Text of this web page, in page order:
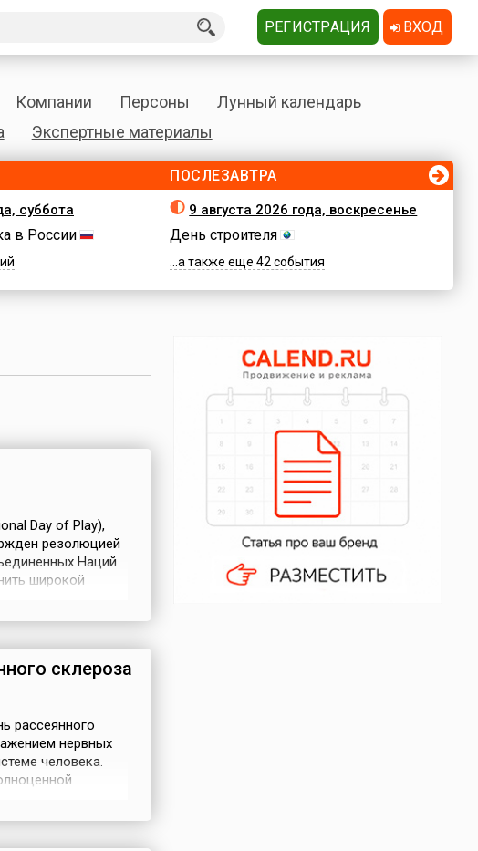
Компании Персоны
Лунный календарь
Экспертные материалы
суббота
в России
ПОСЛЕЗАВТРА
9 августа 2026 года, воскресенье
День строителя
...а также еще 42 события
Day of Play),
резолюцией
Наций
широкой
склероза
рассеянного
нервных
человека.
РЕГИСТРАЦИЯ ВХОД